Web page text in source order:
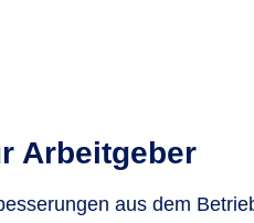
Arbeitgeber
aus dem